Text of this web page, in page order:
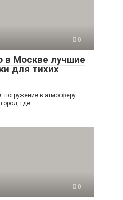
0
в Москве лучшие
для тихих
погружение в атмосферу
где
0